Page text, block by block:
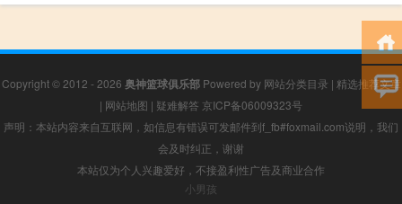
Copyright © 2012 - 2026 奥神篮球俱乐部Powered by 网站分类目录 | 精选推荐文章
| 网站地图 | 疑难解答 京ICP备06009323号
声明：本站内容来自互联网，如信息有错误可发邮件到f_fb#foxmail.com说明，我们
会及时纠正，谢谢
本站仅为个人兴趣爱好，不接盈利性广告及商业合作
小男孩